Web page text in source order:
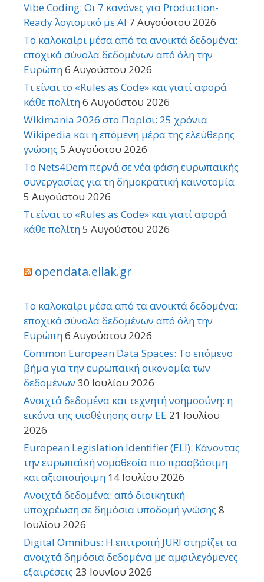
Vibe Coding: Οι 7 κανόνες για Production-
Ready λογισμικό με AI 7 Αυγούστου 2026
Το καλοκαίρι μέσα από τα ανοικτά δεδομένα:
εποχικά σύνολα δεδομένων από όλη την
Ευρώπη6 Αυγούστου 2026
Τι είναι το «Rules as Code» και γιατί αφορά
κάθε πολίτη6 Αυγούστου 2026
Wikimania 2026 στο Παρίσι: 25 χρόνια
Wikipedia και η επόμενη μέρα της ελεύθερης
γνώσης 5 Αυγούστου 2026
Το Nets4Dem περνά σε νέα φάση ευρωπαϊκής
συνεργασίας για τη δημοκρατική καινοτομία
5 Αυγούστου 2026
Τι είναι το «Rules as Code» και γιατί αφορά
κάθε πολίτη5 Αυγούστου 2026
opendata.ellak.gr
Το καλοκαίρι μέσα από τα ανοικτά δεδομένα:
εποχικά σύνολα δεδομένων από όλη την
Ευρώπη6 Αυγούστου 2026
Common European Data Spaces: Το επόμενο
βήμα για την ευρωπαϊκή οικονομία των
δεδομένων 30 Ιουλίου 2026
Ανοιχτά δεδομένα και τεχνητή νοημοσύνη: η
εικόνα της υιοθέτησης στην ΕΕ 21 Ιουλίου
2026
European Legislation Identifier (ELI): Κάνοντας
την ευρωπαϊκή νομοθεσία πιο προσβάσιμη
και αξιοποιήσιμη 14 Ιουλίου 2026
Ανοιχτά δεδομένα: από διοικητική
υποχρέωση σε δημόσια υποδομή γνώσης 8
Ιουλίου 2026
Digital Omnibus: Η επιτροπή JURI στηρίζει τα
ανοιχτά δημόσια δεδομένα με αμφιλεγόμενες
εξαιρέσεις 23 Ιουνίου 2026